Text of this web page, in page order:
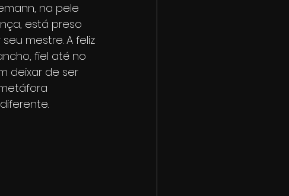
na pele
está preso
mestre. A feliz
fiel até no
deixar de ser